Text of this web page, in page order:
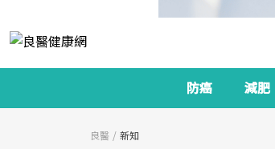
防癌 減肥
良醫 新知